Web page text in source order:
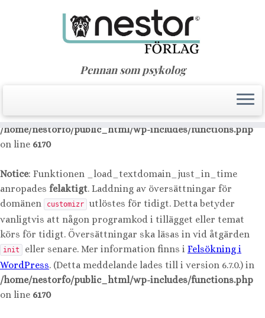
: Function _load_textdomain_just_in_time was
incorrectly. Translation loading for the
domain was triggered too early. This is usually an
indicator for some code in the plugin or theme running too
information. (This message was added in version 6.7.0.) in
/home/nestorfo/public_html/wp-includes/functions.php
on line 6170
Notice: Funktionen _load_textdomain_just_in_time
anropades felaktigt. Laddning av översättningar för
domänen
customizr
utlöstes för tidigt. Detta betyder
vanligtvis att någon programkod i tillägget eller temat
körs för tidigt. Översättningar ska läsas in vid åtgärden
init eller senare. Mer information finns i Felsökning i
WordPress. (Detta meddelande lades till i version 6.7.0.) in
/home/nestorfo/public_html/wp-includes/functions.php
on line 6170
Pennan som psykolog